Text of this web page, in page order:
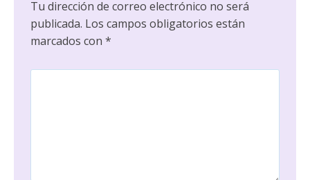
Tu dirección de correo electrónico no será
publicada. Los campos obligatorios están
marcados con *